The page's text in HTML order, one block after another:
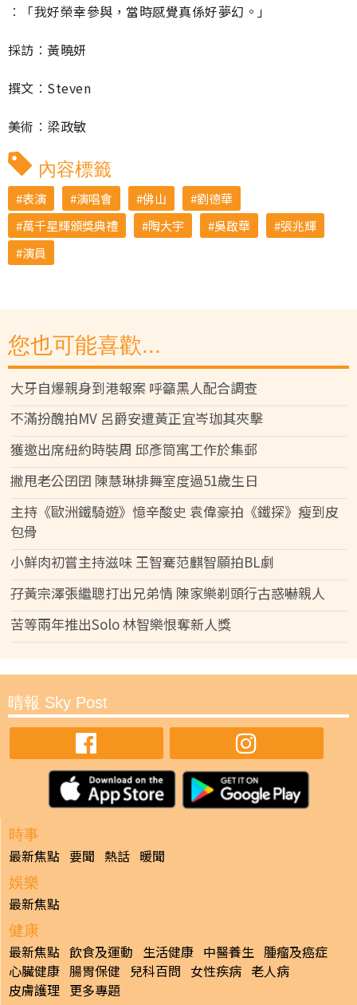
︰「我好榮幸參與，當時感覺真係好夢幻。」
採訪︰黃曉妍
撰文︰Steven
美術︰梁政敏
內容標籤
表演 演唱會 佛山
劉德華
萬千星輝頒獎典禮
陶大宇 吳啟華
張兆輝
演員
您也可能喜歡...
大牙自爆親身到港報案 呼籲黑人配合調查
不滿扮醜拍MV 呂爵安遭黃正宜岑珈其夾擊
獲邀出席紐約時裝周 邱彥筒寓工作於集郵
撇甩老公囝囝 陳慧琳排舞室度過51歲生日
主持《歐洲鐵騎遊》憶辛酸史 袁偉豪拍《鐵探》瘦到皮
包骨
小鮮肉初嘗主持滋味 王智騫范麒智願拍BL劇
孖黃宗澤張繼聰打出兄弟情 陳家樂剃頭行古惑嚇親人
苦等兩年推出Solo 林智樂恨奪新人獎
晴報 Sky Post
時事
最新焦點 要聞 熱話 暖聞
娛樂
最新焦點
健康
最新焦點 飲食及運動 生活健康 中醫養生 腫瘤及癌症
心臟健康 腸胃保健 兒科百問 女性疾病 老人病
皮膚護理 更多專題